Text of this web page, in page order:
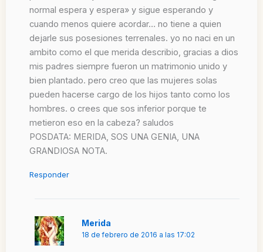
normal espera y espera» y sigue esperando y
cuando menos quiere acordar… no tiene a quien
dejarle sus posesiones terrenales. yo no naci en un
ambito como el que merida describio, gracias a dios
mis padres siempre fueron un matrimonio unido y
bien plantado. pero creo que las mujeres solas
pueden hacerse cargo de los hijos tanto como los
hombres. o crees que sos inferior porque te
metieron eso en la cabeza? saludos
POSDATA: MERIDA, SOS UNA GENIA, UNA
GRANDIOSA NOTA.
Responder
Merida
18 de febrero de 2016 a las 17:02